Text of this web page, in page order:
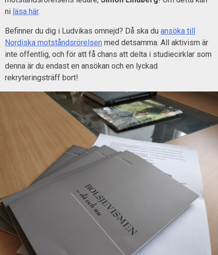
ni läsa här.
Befinner du dig i Ludvikas omnejd? Då ska du ansöka till
Nordiska motståndsrörelsen med detsamma. All aktivism är
inte offentlig, och för att få chans att delta i studiecirklar som
denna är du endast en ansökan och en lyckad
rekryteringsträff bort!